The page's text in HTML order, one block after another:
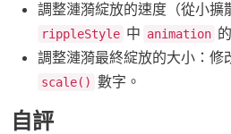
調整漣漪綻放的速度（從小擴
rippleStyle 中 animation
調整漣漪最終綻放的大小：修
scale() 數字。
自評